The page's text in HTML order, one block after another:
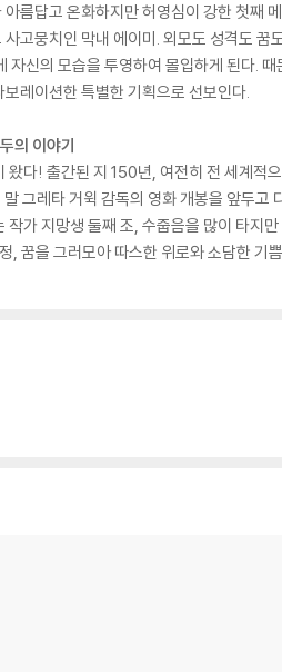
름답고 온화하지만 허영심이 강한 첫째
고뭉치인 막내 에이미. 외모도 성격도 꿈
신의 모습을 투영하여 몰입하게 된다.
보레이션한 특별한 기획으로 선보인다.
의 이야기
다! 출간된 지 150년, 여전히 전 세계적
그레타 거윅 감독의 영화 개봉을 앞두고
가 지망생 둘째 조, 수줍음을 많이 타지
, 꿈을 그러모아 따스한 위로와 소담한